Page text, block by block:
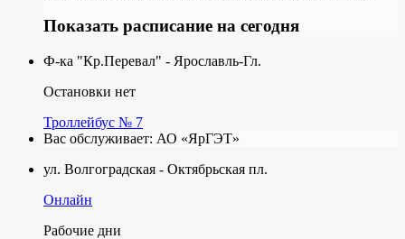
Показать расписание на сегодня
Ф-ка "Кр.Перевал" - Ярославль-Гл.
Остановки нет
Троллейбус № 7
Вас обслуживает: АО «ЯрГЭТ»
ул. Волгоградская - Октябрьская пл.
Онлайн
Рабочие дни